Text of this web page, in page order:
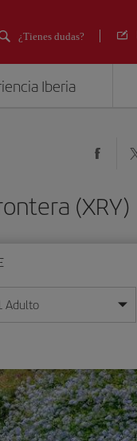
¿Tienes dudas?
Iberia
(XRY)
día/mes/año
Adulto